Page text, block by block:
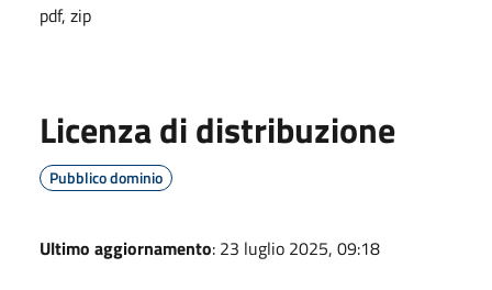
pdf, zip
Licenza di distribuzione
Pubblico dominio
Ultimo aggiornamento: 23 luglio 2025, 09:18